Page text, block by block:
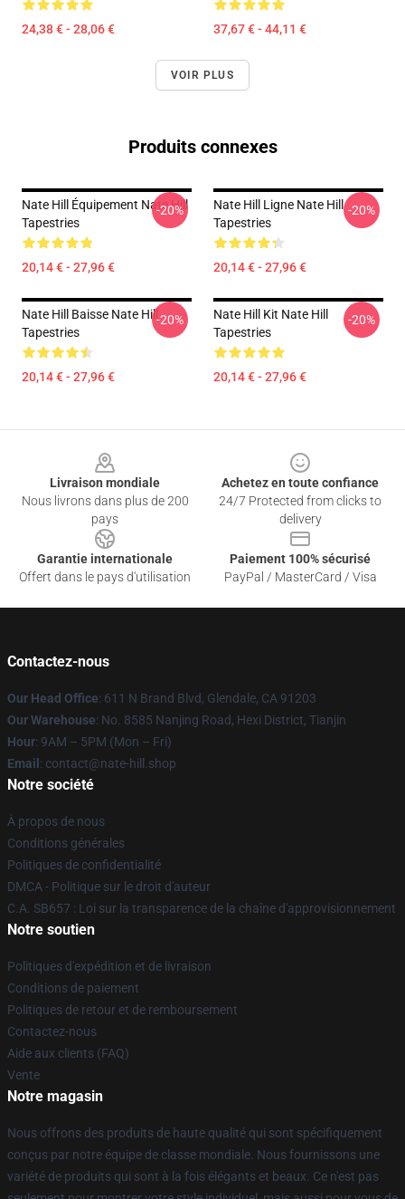
24,38 € - 28,06 € 37,67 € - 44,11 €
VOIR PLUS
Produits connexes
Nate Hill Équipement Nate Hill
Tapestries
20,14 € - 27,96 €
-20%
Nate Hill Ligne Nate Hill
Tapestries
20,14 € - 27,96 €
-20%
Nate Hill Baisse Nate Hill
Tapestries
20,14 € - 27,96 €
-20%
Nate Hill Kit Nate Hill
Tapestries
20,14 € - 27,96 €
-20%
Livraison mondiale
Nous livrons dans plus de 200
pays
Achetez en toute confiance
24/7 Protected from clicks to
delivery
Garantie internationale
Offert dans le pays d'utilisation
Paiement 100% sécurisé
PayPal / MasterCard / Visa
Contactez-nous
Our Head Office: 611 N Brand Blvd, Glendale, CA 91203
Our Warehouse: No. 8585 Nanjing Road, Hexi District, Tianjin
Hour: 9AM – 5PM (Mon – Fri)
Email : contact@nate-hill.shop
Notre société
À propos de nous
Conditions générales
Politiques de confidentialité
DMCA - Politique sur le droit d'auteur
C.A. SB657 : Loi sur la transparence de la chaîne d'approvisionnement
Notre soutien
Politiques d'expédition et de livraison
Conditions de paiement
Politiques de retour et de remboursement
Contactez-nous
Aide aux clients (FAQ)
Vente
Notre magasin
Nous offrons des produits de haute qualité qui sont spécifiquement
conçus par notre équipe de classe mondiale. Nous fournissons une
variété de produits qui sont à la fois élégants et beaux. Ce n'est pas